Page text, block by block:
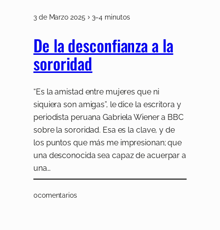
3 de Marzo 2025 3–4 minutos
De la desconfianza a la
sororidad
“Es la amistad entre mujeres que ni
siquiera son amigas”, le dice la escritora y
periodista peruana Gabriela Wiener a BBC
sobre la sororidad. Esa es la clave, y de
los puntos que más me impresionan; que
una desconocida sea capaz de acuerpar a
una…
0comentarios